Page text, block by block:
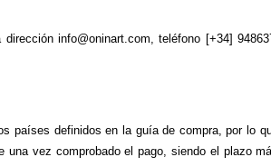
info@oninart.com, teléfono [+34]
países definidos en la guía de compra, por lo
vez comprobado el pago, siendo el plazo